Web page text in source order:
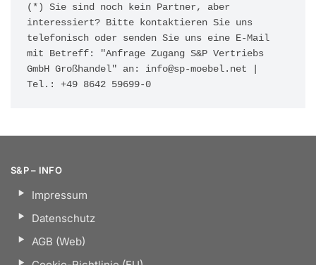
(*) Sie sind noch kein Partner, aber
interessiert? Bitte kontaktieren Sie uns
telefonisch oder senden Sie uns eine E-Mail
mit Betreff: "Anfrage Zugang S&P Vertriebs
GmbH Großhandel" an: info@sp-moebel.net
Tel.: +49 8642 59699-0
S&P – INFO
Impressum
Datenschutz
AGB (Web)